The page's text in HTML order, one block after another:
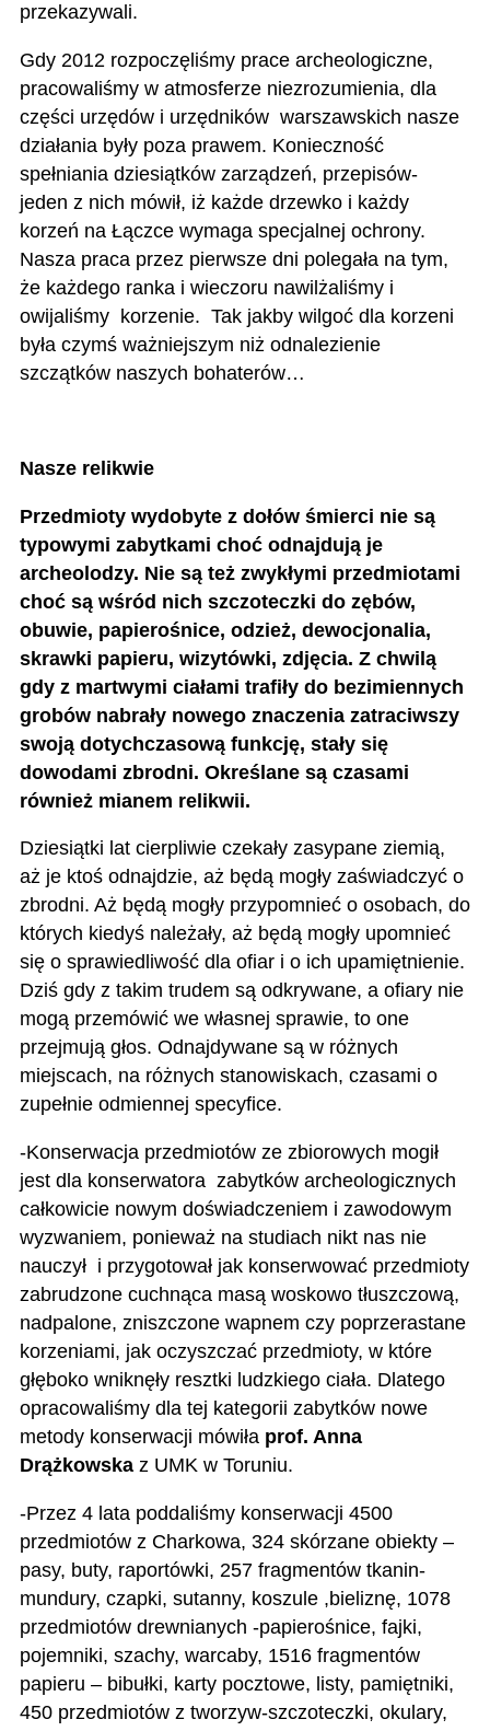
przekazywali.
Gdy 2012 rozpoczęliśmy prace archeologiczne,
pracowaliśmy w atmosferze niezrozumienia, dla
części urzędów i urzędników warszawskich nasze
działania były poza prawem. Konieczność
spełniania dziesiątków zarządzeń, przepisów-
jeden z nich mówił, iż każde drzewko i każdy
korzeń na Łączce wymaga specjalnej ochrony.
Nasza praca przez pierwsze dni polegała na tym,
że każdego ranka i wieczoru nawilżaliśmy i
owijaliśmy korzenie. Tak jakby wilgoć dla korzeni
była czymś ważniejszym niż odnalezienie
szczątków naszych bohaterów…
Nasze relikwie
Przedmioty wydobyte z dołów śmierci nie są
typowymi zabytkami choć odnajdują je
archeolodzy. Nie są też zwykłymi przedmiotami
choć są wśród nich szczoteczki do zębów,
obuwie, papierośnice, odzież, dewocjonalia,
skrawki papieru, wizytówki, zdjęcia. Z chwilą
gdy z martwymi ciałami trafiły do bezimiennych
grobów nabrały nowego znaczenia zatraciwszy
swoją dotychczasową funkcję, stały się
dowodami zbrodni. Określane są czasami
również mianem relikwii.
Dziesiątki lat cierpliwie czekały zasypane ziemią,
aż je ktoś odnajdzie, aż będą mogły zaświadczyć o
zbrodni. Aż będą mogły przypomnieć o osobach, do
których kiedyś należały, aż będą mogły upomnieć
się o sprawiedliwość dla ofiar i o ich upamiętnienie.
Dziś gdy z takim trudem są odkrywane, a ofiary nie
mogą przemówić we własnej sprawie, to one
przejmują głos. Odnajdywane są w różnych
miejscach, na różnych stanowiskach, czasami o
zupełnie odmiennej specyfice.
-Konserwacja przedmiotów ze zbiorowych mogił
jest dla konserwatora zabytków archeologicznych
całkowicie nowym doświadczeniem i zawodowym
wyzwaniem, ponieważ na studiach nikt nas nie
nauczył i przygotował jak konserwować przedmioty
zabrudzone cuchnąca masą woskowo tłuszczową,
nadpalone, zniszczone wapnem czy poprzerastane
korzeniami, jak oczyszczać przedmioty, w które
głęboko wniknęły resztki ludzkiego ciała. Dlatego
opracowaliśmy dla tej kategorii zabytków nowe
metody konserwacji mówiła prof. Anna
Drążkowska z UMK w Toruniu.
-Przez 4 lata poddaliśmy konserwacji 4500
przedmiotów z Charkowa, 324 skórzane obiekty –
pasy, buty, raportówki, 257 fragmentów tkanin-
mundury, czapki, sutanny, koszule ,bieliznę, 1078
przedmiotów drewnianych -papierośnice, fajki,
pojemniki, szachy, warcaby, 1516 fragmentów
papieru – bibułki, karty pocztowe, listy, pamiętniki,
450 przedmiotów z tworzyw-szczoteczki, okulary,